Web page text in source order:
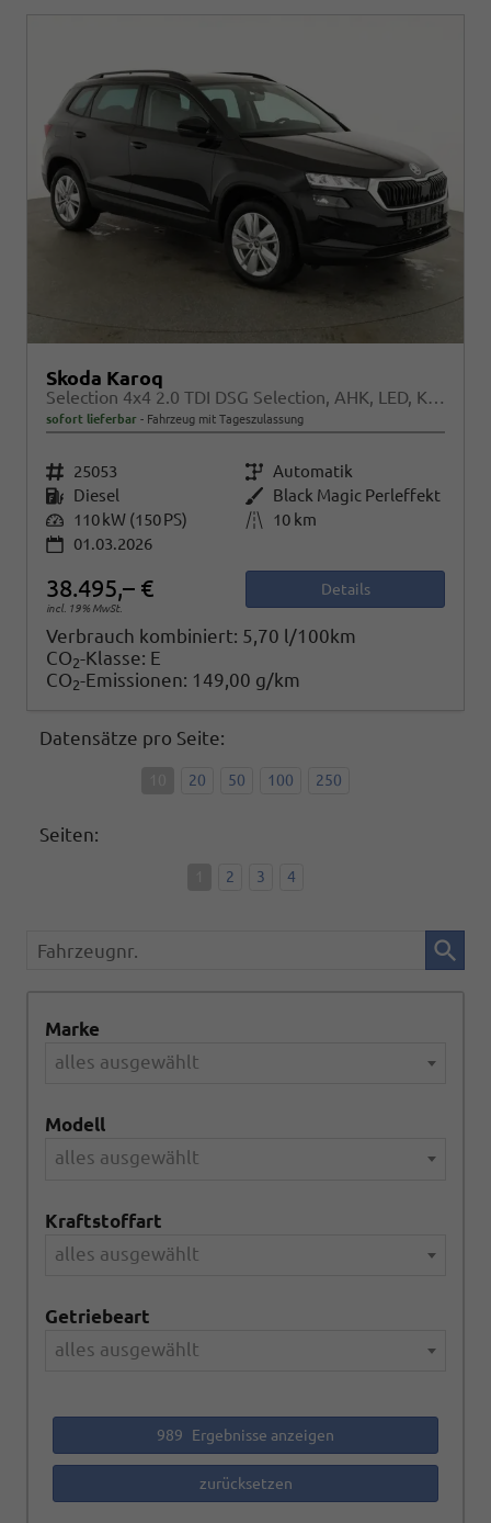
Skoda Karoq
Selection 4x4 2.0 TDI DSG Selection, AHK, LED, Kamera, Winter, el. Klappe, 4 J.-Garantie
sofort lieferbar Fahrzeug mit Tageszulassung
Fahrzeugnr. 25053 Getriebe Automatik
Kraftstoff Diesel Außenfarbe Black Magic Perleffekt
Leistung 110 kW (150 PS) Kilometerstand
10 km
01.03.2026
38.495,– €
incl. 19% MwSt.
Details
Verbrauch kombiniert: 5,70 l/100km
CO2-Klasse: E
CO2-Emissionen: 149,00 g/km
Datensätze pro Seite:
20 50 100 250
Seiten:
2 3 4
Fahrzeugnr.
Marke
alles ausgewählt
Modell
alles ausgewählt
Kraftstoffart
alles ausgewählt
Getriebeart
alles ausgewählt
989 Ergebnisse anzeigen
zurücksetzen